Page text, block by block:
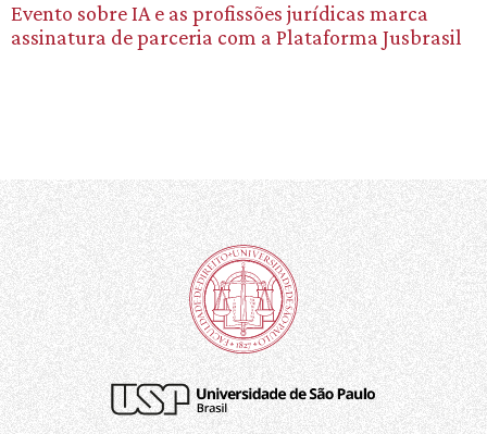
Evento sobre IA e as profissões jurídicas marca
assinatura de parceria com a Plataforma Jusbrasil